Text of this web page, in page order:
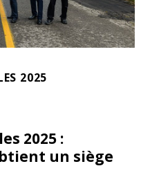
2025
2025 :
un siège